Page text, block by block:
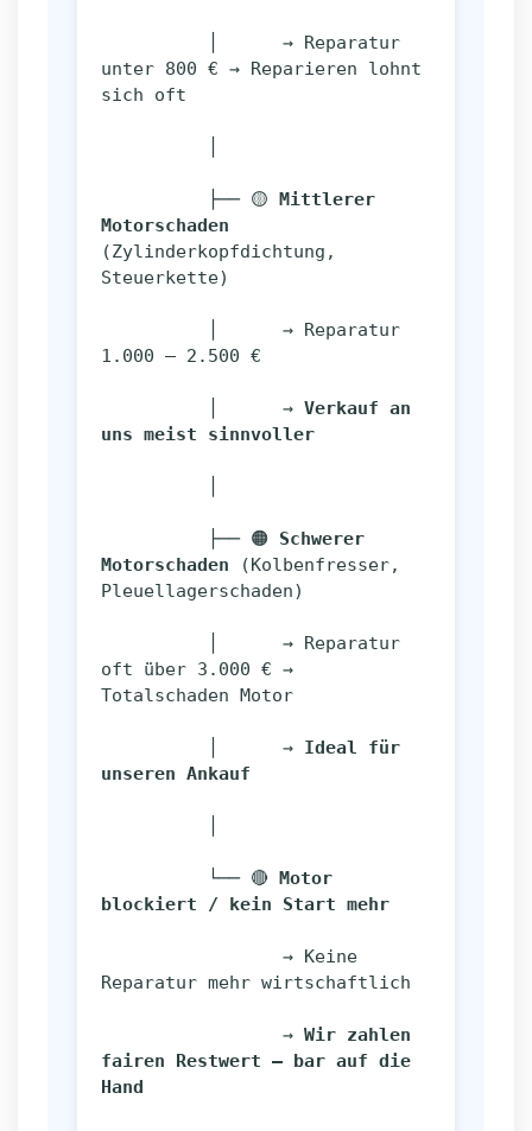
unter 800 € → Reparieren lohnt
sich oft
          ├── 🟡
Mittlerer
Motorschaden
(Zylinderkopfdichtung,
Steuerkette)
1.000 – 2.500 €
          │      →
Verkauf an
uns meist sinnvoller
          ├── 🟠
Schwerer
Motorschaden (Kolbenfresser,
Pleuellagerschaden)
oft über 3.000 € →
Totalschaden Motor
          │      →
Ideal für
unseren Ankauf
          └── 🔴
Motor
blockiert / kein Start mehr
Reparatur mehr wirtschaftlich
                 →
Wir zahlen
fairen Restwert – bar auf die
Hand